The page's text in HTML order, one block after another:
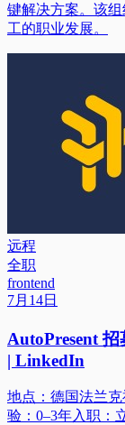
键解决方案。该
工的职业发展。
远程
全职
frontend
7月14日
AutoPresent
| LinkedIn
地点：德国法兰
验：0–3年入职：